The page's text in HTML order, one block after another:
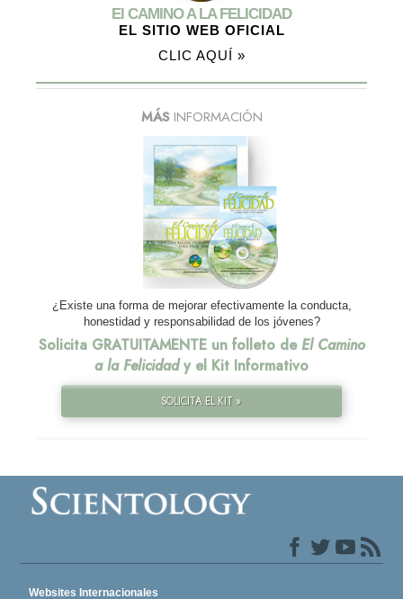
El CAMINO A LA FELICIDAD
EL SITIO WEB OFICIAL
CLIC AQUÍ »
MÁSINFORMACIÓN
¿Existe una forma de mejorar efectivamente la conducta,
honestidad y responsabilidad de los jóvenes?
Solicita GRATUITAMENTE un folleto de El Camino
a la Felicidady el Kit Informativo
SOLICITA EL KIT »
Websites Internacionales